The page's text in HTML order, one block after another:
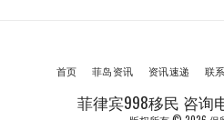
菲律宾998移民 咨询
首页 菲岛资讯 资讯速递 联